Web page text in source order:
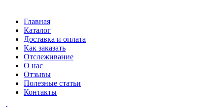
Главная
Каталог
Доставка и оплата
Как заказать
Отслеживание
О нас
Отзывы
Полезные статьи
Контакты